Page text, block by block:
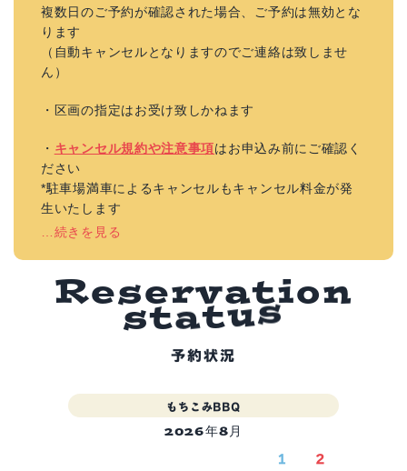
複数日のご予約が確認された場合、ご予約は無効とな
ります
（自動キャンセルとなりますのでご連絡は致しませ
ん）
・区画の指定はお受け致しかねます
・ キャンセル規約や注意事項はお申込み前にご確認く
ださい
*駐車場満車によるキャンセルもキャンセル料金が発
生いたします
…続きを見る
Reservation
status
予約状況
もちこみBBQ
2026年8月
1
2